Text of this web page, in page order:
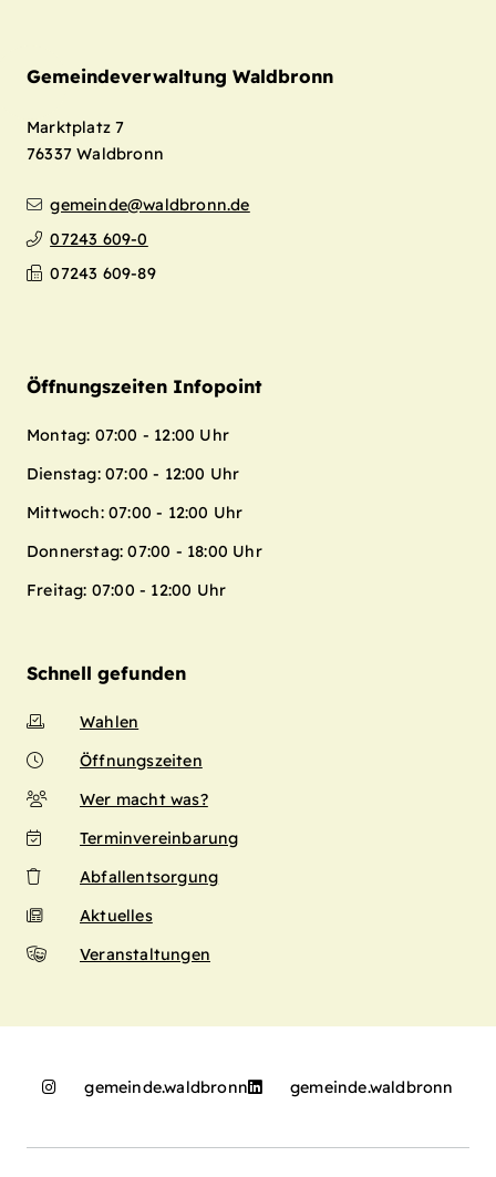
Gemeindeverwaltung Waldbronn
Marktplatz 7
76337 Waldbronn
gemeinde@waldbronn.de
07243 609-0
07243 609-89
Öffnungszeiten Infopoint
Montag: 07:00 - 12:00 Uhr
Dienstag: 07:00 - 12:00 Uhr
Mittwoch: 07:00 - 12:00 Uhr
Donnerstag: 07:00 - 18:00 Uhr
Freitag: 07:00 - 12:00 Uhr
Schnell gefunden
Wahlen
Öffnungszeiten
Wer macht was?
Terminvereinbarung
Abfallentsorgung
Aktuelles
Veranstaltungen
gemeinde.waldbronn gemeinde.waldbronn